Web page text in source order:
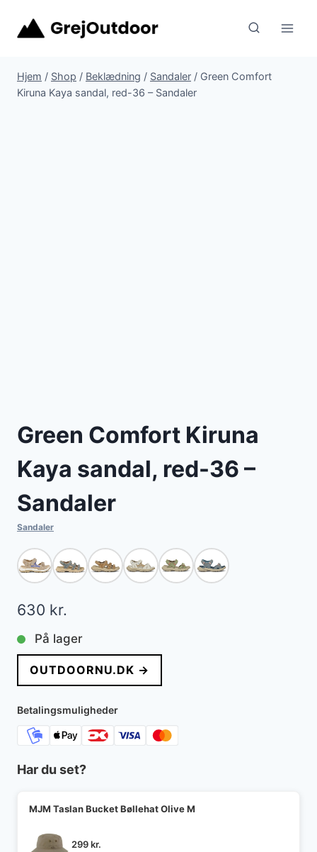
Hjem / Shop / Beklædning / Sandaler / Green Comfort
Kiruna Kaya sandal, red-36 – Sandaler
Green Comfort Kiruna
Kaya sandal, red-36 –
Sandaler
Sandaler
630 kr.
På lager
OUTDOORNU.DK →
Betalingsmuligheder
Har du set?
MJM Taslan Bucket Bøllehat Olive M
299kr.